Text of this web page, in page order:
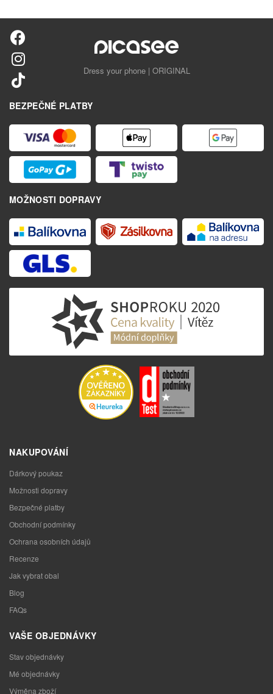
Dress your phone | ORIGINAL
BEZPEČNÉ PLATBY
MOŽNOSTI DOPRAVY
NAKUPOVÁNÍ
Dárkový poukaz
Možnosti dopravy
Bezpečné platby
Obchodní podmínky
Ochrana osobních údajů
Recenze
Jak vybrat obal
Blog
FAQs
VAŠE OBJEDNÁVKY
Stav objednávky
Mé objednávky
Výměna zboží